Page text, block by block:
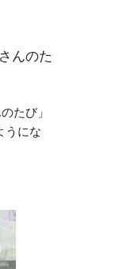
んのた
たび」
うにな